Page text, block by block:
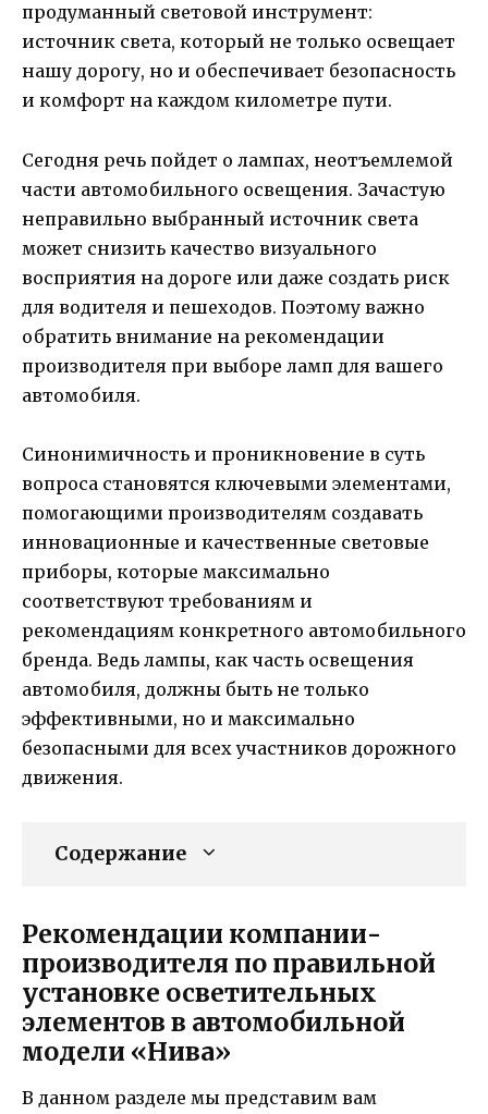
продуманный световой инструмент:
источник света, который не только освещает
нашу дорогу, но и обеспечивает безопасность
и комфорт на каждом километре пути.
Сегодня речь пойдет о лампах, неотъемлемой
части автомобильного освещения. Зачастую
неправильно выбранный источник света
может снизить качество визуального
восприятия на дороге или даже создать риск
для водителя и пешеходов. Поэтому важно
обратить внимание на рекомендации
производителя при выборе ламп для вашего
автомобиля.
Синонимичность и проникновение в суть
вопроса становятся ключевыми элементами,
помогающими производителям создавать
инновационные и качественные световые
приборы, которые максимально
соответствуют требованиям и
рекомендациям конкретного автомобильного
бренда. Ведь лампы, как часть освещения
автомобиля, должны быть не только
эффективными, но и максимально
безопасными для всех участников дорожного
движения.
Содержание
Рекомендации компании-
производителя по правильной
установке осветительных
элементов в автомобильной
модели «Нива»
В данном разделе мы представим вам